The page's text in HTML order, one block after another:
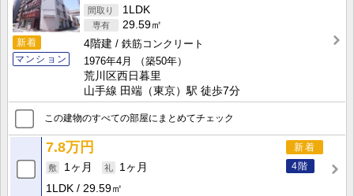
新着
マンション
1LDK
29.59㎡
4階建
鉄筋コンクリート
1976年4月
（築50年）
荒川区西日暮里
山手線 田端（東京）駅 徒歩7分
この建物のすべての部屋にまとめてチェック
新着
4階
7.8万円
1ヶ月
1ヶ月
1LDK
29.59㎡